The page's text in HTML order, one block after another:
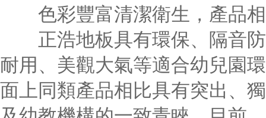
色彩豐富清潔衛生，產品相
正浩地板具有環保、隔音防
耐用、美觀大氣等適合幼兒園
面上同類產品相比具有突出、